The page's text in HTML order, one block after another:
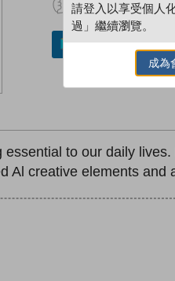
加入／閱讀電
to our daily
Al creative elements and
請登入以享受個人
過」繼續瀏覽。
成為